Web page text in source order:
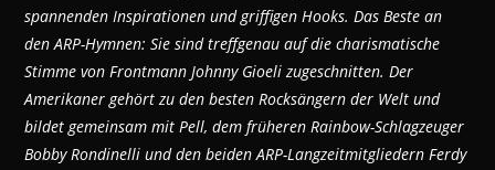
spannenden Inspirationen und griffigen Hooks. Das Beste an
den ARP-Hymnen: Sie sind treffgenau auf die charismatische
Stimme von Frontmann Johnny Gioeli zugeschnitten. Der
Amerikaner gehört zu den besten Rocksängern der Welt und
bildet gemeinsam mit Pell, dem früheren Rainbow-Schlagzeuger
Bobby Rondinelli und den beiden ARP-Langzeitmitgliedern Ferdy